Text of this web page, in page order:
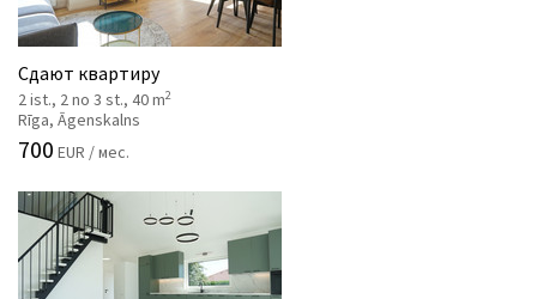
Сдают квартиру
2 ist., 2 no 3 st., 40 m2
Rīga, Āgenskalns
700 EUR / мес.